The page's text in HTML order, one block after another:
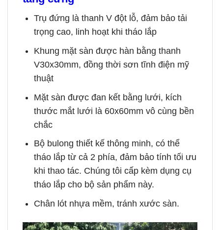
Trụ đứng là thanh V đột lỗ, đảm bảo tải
trọng cao, linh hoạt khi tháo lắp
Khung mặt sàn được hàn bằng thanh
V30x30mm, đồng thời sơn tĩnh điện mỹ
thuật
Mặt sàn được đan kết bằng lưới, kích
thước mắt lưới là 60x60mm vô cùng bền
chắc
Bộ bulong thiết kế thông minh, có thể
tháo lắp từ cả 2 phía, đảm bảo tính tối ưu
khi thao tác. Chúng tôi cấp kèm dụng cụ
tháo lắp cho bộ sản phẩm này.
Chân lót nhựa mềm, tránh xước sàn.